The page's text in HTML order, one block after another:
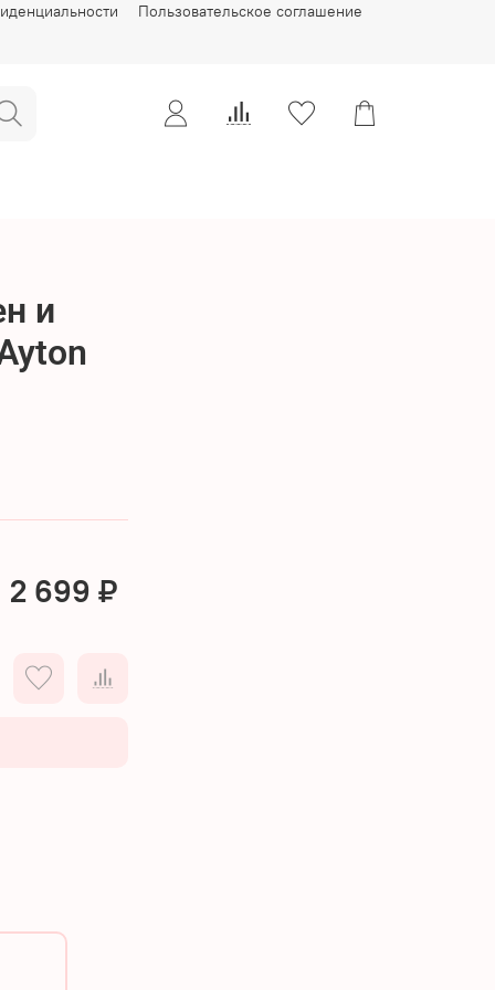
Пользовательское соглашение
и
2 699 ₽